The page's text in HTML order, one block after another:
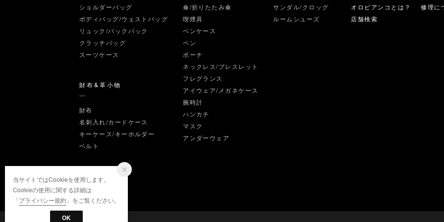
ショルダーバッグ
ボディバッグ/ウェストバッグ
リュック/バックパック
クラッチバッグ
スーツケース
財布&革小物
財布
名刺入れ/カードケース
キーケース/キーホルダー
ベルト
傘/折りたたみ傘
喫煙具
ペンケース
ペン
ポーチ
ネックレス/ブレスレット
フレグランス
アイウェア/メガネケース
腕時計
ハンカチ
マスク
アンダーウェア
サンダル/クロッグ
ルームシューズ
オロビアンコとは？
店舗検索
修理に
当サイトではCookieを使用します。
Cookieの使用に関する詳細は
「プライバシー規約 」をご覧ください。
OK